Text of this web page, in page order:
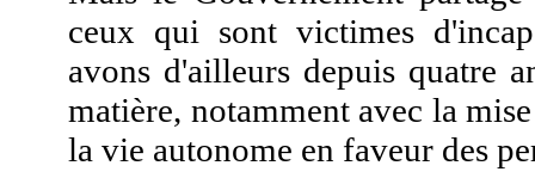
ceux qui sont victimes
avons d'ailleurs depuis quatre
matière, notamment avec la
la vie autonome en faveur des